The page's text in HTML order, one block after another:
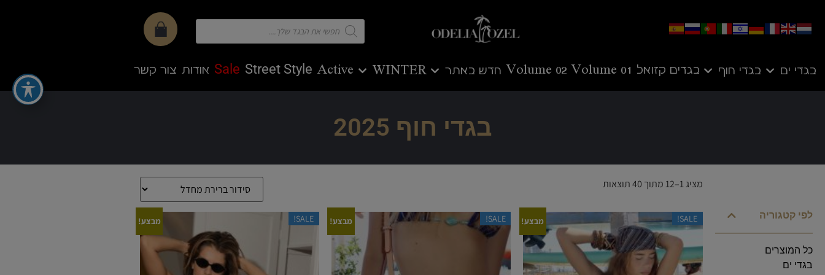
בגדי ים בגדי חוף בגדים קזואל Volume 01
Volume 02 חדש באתר WINTER
Active
Street Style
Sale אודות צור קשר
בגדי חוף 2025
לפי קטגוריה
כל המוצרים
בגדי ים
מציג 1–12 מתוך 40 תוצאות
מבצע! SALE! מבצע! SALE! מבצע! SALE!